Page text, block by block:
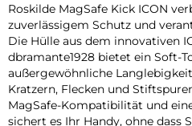
Roskilde MagSafe Kick ICON
zuverlässigem Schutz und
Die Hülle aus dem innovativen
dbramante1928 bietet ein Soft-
außergewöhnliche
Kratzern, Flecken und
MagSafe-Kompatibilität und
sichert es Ihr Handy, ohne dass